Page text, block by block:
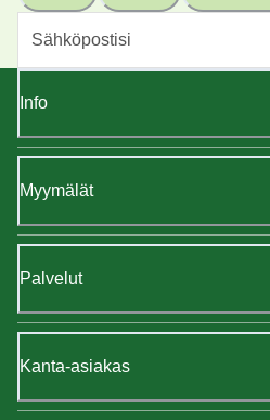
Info
Myymälät
Palvelut
Kanta-asiakas